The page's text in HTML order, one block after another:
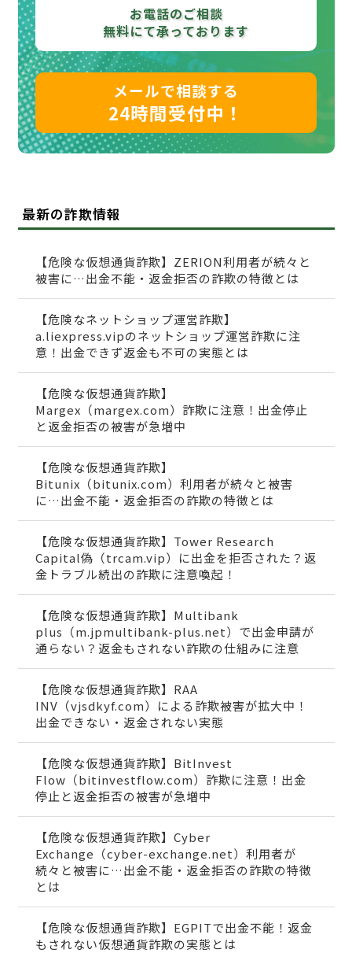
お電話のご相談
無料にて承っております
メールで相談する
24時間受付中！
最新の詐欺情報
【危険な仮想通貨詐欺】ZERION利用者が続々と
被害に…出金不能・返金拒否の詐欺の特徴とは
【危険なネットショップ運営詐欺】
a.liexpress.vipのネットショップ運営詐欺に注
意！出金できず返金も不可の実態とは
【危険な仮想通貨詐欺】
Margex（margex.com）詐欺に注意！出金停止
と返金拒否の被害が急増中
【危険な仮想通貨詐欺】
Bitunix（bitunix.com）利用者が続々と被害
に…出金不能・返金拒否の詐欺の特徴とは
【危険な仮想通貨詐欺】Tower Research
Capital偽（trcam.vip）に出金を拒否された？返
金トラブル続出の詐欺に注意喚起！
【危険な仮想通貨詐欺】Multibank
plus（m.jpmultibank-plus.net）で出金申請が
通らない？返金もされない詐欺の仕組みに注意
【危険な仮想通貨詐欺】RAA
INV（vjsdkyf.com）による詐欺被害が拡大中！
出金できない・返金されない実態
【危険な仮想通貨詐欺】BitInvest
Flow（bitinvestflow.com）詐欺に注意！出金
停止と返金拒否の被害が急増中
【危険な仮想通貨詐欺】Cyber
Exchange（cyber-exchange.net）利用者が
続々と被害に…出金不能・返金拒否の詐欺の特徴
とは
【危険な仮想通貨詐欺】EGPITで出金不能！返金
もされない仮想通貨詐欺の実態とは